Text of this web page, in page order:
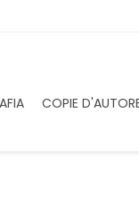
COPIE